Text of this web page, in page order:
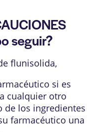
seguir?
flunisolida,
si es
cualquier otro
de los ingredientes
farmacéutico una